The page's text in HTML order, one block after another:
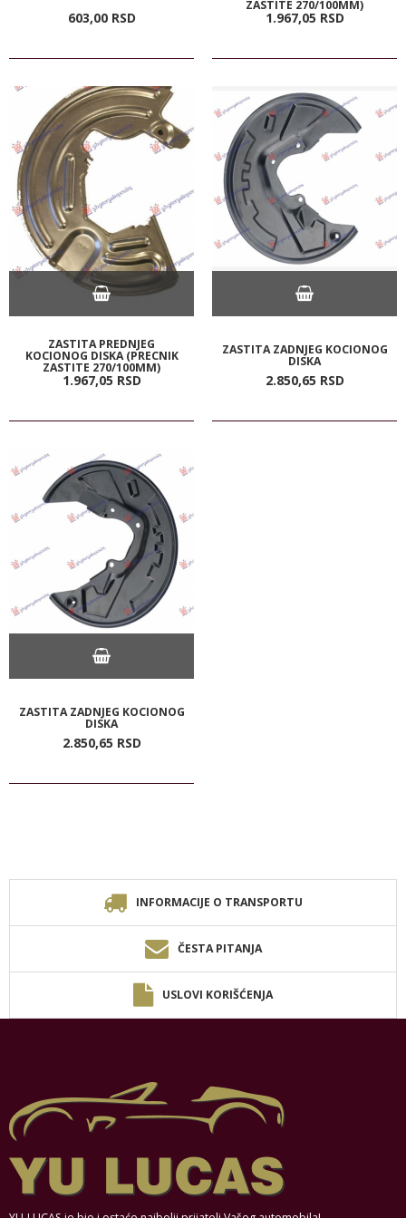
603,00 RSD
ZASTITE 270/100MM)
1.967,05 RSD
ZASTITA PREDNJEG
KOCIONOG DISKA (PRECNIK
ZASTITE 270/100MM)
1.967,05 RSD
ZASTITA ZADNJEG KOCIONOG
DISKA
2.850,65 RSD
ZASTITA ZADNJEG KOCIONOG
DISKA
2.850,65 RSD
INFORMACIJE O TRANSPORTU
ČESTA PITANJA
USLOVI KORIŠĆENJA